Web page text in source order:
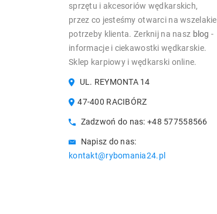
sprzętu i akcesoriów wędkarskich,
przez co jesteśmy otwarci na wszelakie
potrzeby klienta. Zerknij na nasz blog -
informacje i ciekawostki wędkarskie.
Sklep karpiowy i wędkarski online.
UL. REYMONTA 14
47-400 RACIBÓRZ
Zadzwoń do nas:+48 577558566
Napisz do nas:
kontakt@rybomania24.pl